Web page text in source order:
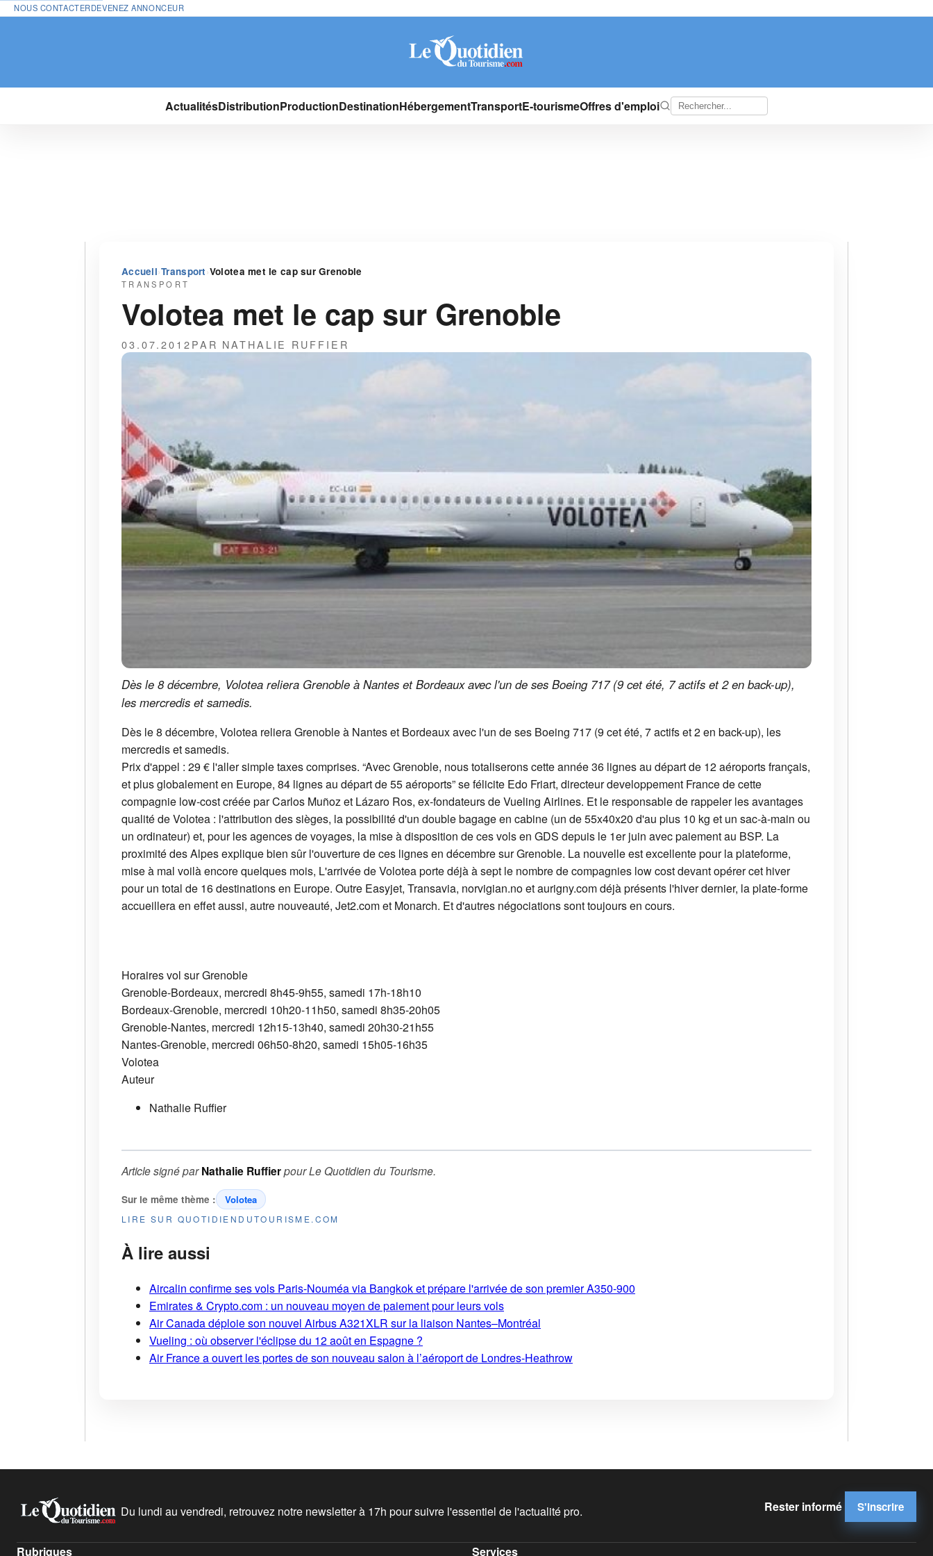
NOUS CONTACTERDEVENEZ ANNONCEUR
ActualitésDistributionProductionDestinationHébergementTransportE-tourismeOffres d'emploi
Accueil›Transport ›Volotea met le cap sur Grenoble
TRANSPORT
Volotea met le cap sur Grenoble
03.07.2012PAR NATHALIE RUFFIER
Dès le 8 décembre, Volotea reliera Grenoble à Nantes et Bordeaux avec l'un de ses Boeing 717 (9 cet été, 7 actifs et 2 en back-up),
les mercredis et samedis.
Dès le 8 décembre, Volotea reliera Grenoble à Nantes et Bordeaux avec l'un de ses Boeing 717 (9 cet été, 7 actifs et 2 en back-up), les
mercredis et samedis.
Prix d'appel : 29 € l'aller simple taxes comprises. “Avec Grenoble, nous totaliserons cette année 36 lignes au départ de 12 aéroports français,
et plus globalement en Europe, 84 lignes au départ de 55 aéroports” se félicite Edo Friart, directeur developpement France de cette
compagnie low-cost créée par Carlos Muñoz et Lázaro Ros, ex-fondateurs de Vueling Airlines. Et le responsable de rappeler les avantages
qualité de Volotea : l'attribution des sièges, la possibilité d'un double bagage en cabine (un de 55x40x20 d'au plus 10 kg et un sac-à-main ou
un ordinateur) et, pour les agences de voyages, la mise à disposition de ces vols en GDS depuis le 1er juin avec paiement au BSP. La
proximité des Alpes explique bien sûr l'ouverture de ces lignes en décembre sur Grenoble. La nouvelle est excellente pour la plateforme,
mise à mal voilà encore quelques mois, L'arrivée de Volotea porte déjà à sept le nombre de compagnies low cost devant opérer cet hiver
pour un total de 16 destinations en Europe. Outre Easyjet, Transavia, norvigian.no et aurigny.com déjà présents l'hiver dernier, la plate-forme
accueillera en effet aussi, autre nouveauté, Jet2.com et Monarch. Et d'autres négociations sont toujours en cours.
Horaires vol sur Grenoble
Grenoble-Bordeaux, mercredi 8h45-9h55, samedi 17h-18h10
Bordeaux-Grenoble, mercredi 10h20-11h50, samedi 8h35-20h05
Grenoble-Nantes, mercredi 12h15-13h40, samedi 20h30-21h55
Nantes-Grenoble, mercredi 06h50-8h20, samedi 15h05-16h35
Volotea
Auteur
Nathalie Ruffier
Article signé parNathalie RuffierpourLe Quotidien du Tourisme.
Sur le même thème : Volotea
LIRE SUR QUOTIDIENDUTOURISME.COM
À lire aussi
Aircalin confirme ses vols Paris-Nouméa via Bangkok et prépare l'arrivée de son premier A350-900
Emirates & Crypto.com : un nouveau moyen de paiement pour leurs vols
Air Canada déploie son nouvel Airbus A321XLR sur la liaison Nantes–Montréal
Vueling : où observer l'éclipse du 12 août en Espagne ?
Air France a ouvert les portes de son nouveau salon à l’aéroport de Londres-Heathrow
Du lundi au vendredi, retrouvez notre newsletter à 17h pour suivre l'essentiel de l'actualité pro. Rester informé S'inscrire
Rubriques Services